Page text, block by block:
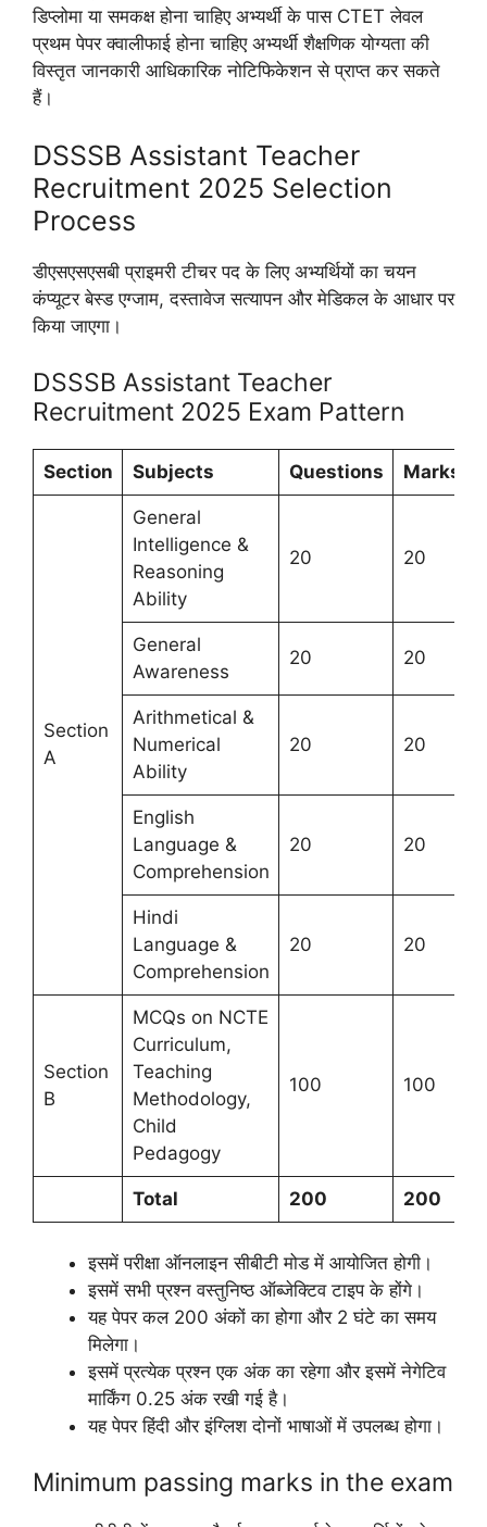
डिप्लोमा या समकक्ष होना चाहिए अभ्यर्थी के पास CTET लेवल
प्रथम पेपर क्वालीफाई होना चाहिए अभ्यर्थी शैक्षणिक योग्यता की
विस्तृत जानकारी आधिकारिक नोटिफिकेशन से प्राप्त कर सकते
हैं।
DSSSB Assistant Teacher
Recruitment 2025 Selection
Process
डीएसएसएसबी प्राइमरी टीचर पद के लिए अभ्यर्थियों का चयन
कंप्यूटर बेस्ड एग्जाम, दस्तावेज सत्यापन और मेडिकल के आधार पर
किया जाएगा।
DSSSB Assistant Teacher
Recruitment 2025 Exam Pattern
Section Subjects Questions Marks
Section
A
General
Intelligence &
Reasoning
Ability
20 20
General
Awareness
20 20
Arithmetical &
Numerical
Ability
20 20
English
Language &
Comprehension
20 20
Hindi
Language &
Comprehension
20 20
Section
B
MCQs on NCTE
Curriculum,
Teaching
Methodology,
Child
Pedagogy
100 100
Total 200 200
इसमें परीक्षा ऑनलाइन सीबीटी मोड में आयोजित होगी।
इसमें सभी प्रश्न वस्तुनिष्ठ ऑब्जेक्टिव टाइप के होंगे।
यह पेपर कल 200 अंकों का होगा और 2 घंटे का समय
मिलेगा।
इसमें प्रत्येक प्रश्न एक अंक का रहेगा और इसमें नेगेटिव
मार्किंग 0.25 अंक रखी गई है।
यह पेपर हिंदी और इंग्लिश दोनों भाषाओं में उपलब्ध होगा।
Minimum passing marks in the exam